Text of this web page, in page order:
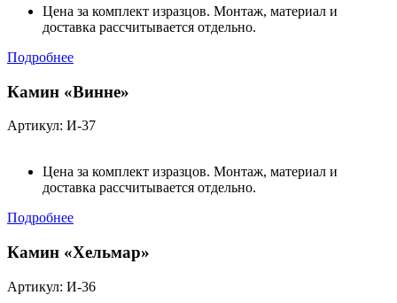
Цена за комплект изразцов. Монтаж, материал и
доставка рассчитывается отдельно.
Подробнее
Камин «Винне»
Артикул: И-37
Цена за комплект изразцов. Монтаж, материал и
доставка рассчитывается отдельно.
Подробнее
Камин «Хельмар»
Артикул: И-36